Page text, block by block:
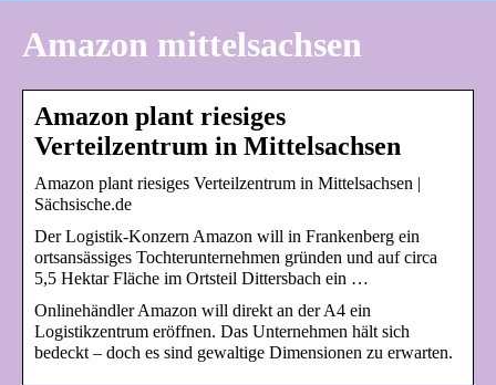
Amazon mittelsachsen
Amazon plant riesiges
Verteilzentrum in Mittelsachsen
Amazon plant riesiges Verteilzentrum in Mittelsachsen |
Sächsische.de
Der Logistik-Konzern Amazon will in Frankenberg ein
ortsansässiges Tochterunternehmen gründen und auf circa
5,5 Hektar Fläche im Ortsteil Dittersbach ein …
Onlinehändler Amazon will direkt an der A4 ein
Logistikzentrum eröffnen. Das Unternehmen hält sich
bedeckt – doch es sind gewaltige Dimensionen zu erwarten.